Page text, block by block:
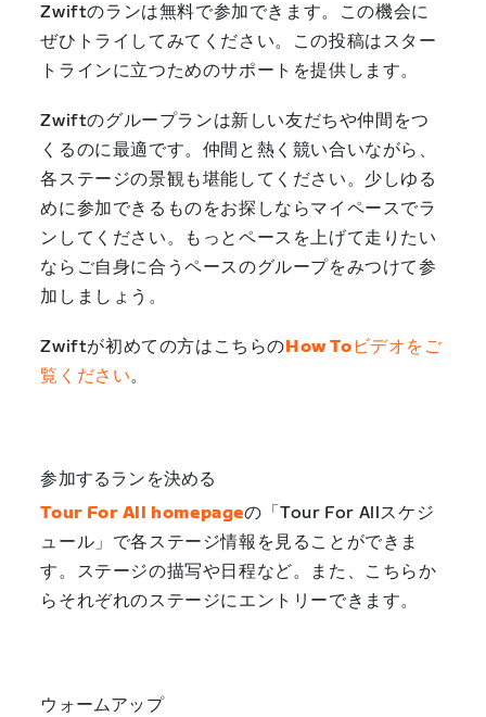
Zwiftのランは無料で参加できます。この機会に
ぜひトライしてみてください。この投稿はスター
トラインに立つためのサポートを提供します。
Zwiftのグループランは新しい友だちや仲間をつ
くるのに最適です。仲間と熱く競い合いながら、
各ステージの景観も堪能してください。少しゆる
めに参加できるものをお探しならマイペースでラ
ンしてください。もっとペースを上げて走りたい
ならご自身に合うペースのグループをみつけて参
加しましょう。
Zwiftが初めての方はこちらのHow Toビデオをご
覧ください。
参加するランを決める
Tour For All homepageの「Tour For Allスケジ
ュール」で各ステージ情報を見ることができま
す。ステージの描写や日程など。また、こちらか
らそれぞれのステージにエントリーできます。
ウォームアップ